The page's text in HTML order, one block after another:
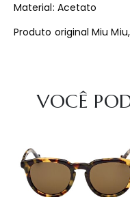
Material: Acetato
Produto original Miu
VOCÊ